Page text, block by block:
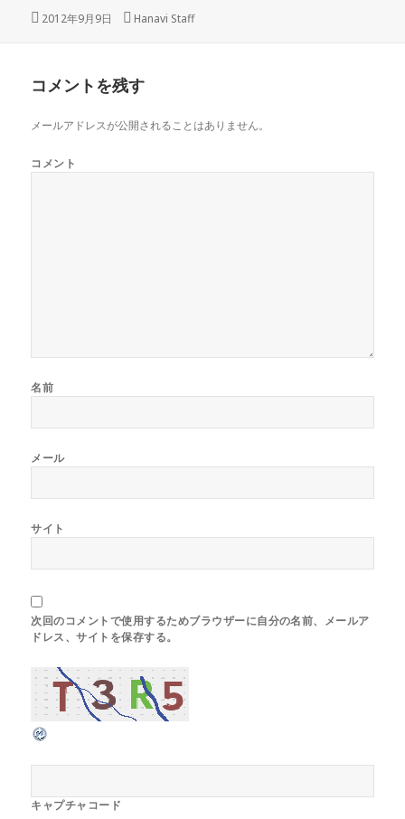
投
2012年9月9日
作
Hanavi Staff
コメントを残す
メールアドレスが公開されることはありません。
コメント
名前
メール
サイト
次回のコメントで使用するためブラウザーに自分の名前、メールア
ドレス、サイトを保存する。
キャプチャコード